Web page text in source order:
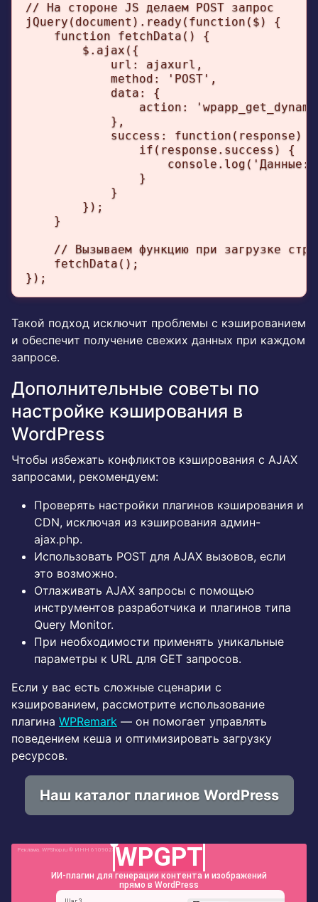
// На стороне JS делаем POST запрос
jQuery(document).ready(function($) {
    function fetchData() {
        $.ajax({
            url: ajaxurl,
            method: 'POST',
            data: {
action:
            },
            success: function(response) {
                if(response.success) {
console.log('Данные:
                }
            }
        });
    }
// Вызываем функцию при загрузке
    fetchData();
});
Такой подход исключит проблемы с кэшированием
и обеспечит получение свежих данных при каждом
запросе.
Дополнительные советы по
настройке кэширования в
WordPress
Чтобы избежать конфликтов кэширования с AJAX
запросами, рекомендуем:
Проверять настройки плагинов кэширования и
CDN, исключая из кэширования админ-
ajax.php.
Использовать POST для AJAX вызовов, если
это возможно.
Отлаживать AJAX запросы с помощью
инструментов разработчика и плагинов типа
Query Monitor.
При необходимости применять уникальные
параметры к URL для GET запросов.
Если у вас есть сложные сценарии с
кэшированием, рассмотрите использование
плагина WPRemark — он помогает управлять
поведением кеша и оптимизировать загрузку
ресурсов.
Наш каталог плагинов WordPress